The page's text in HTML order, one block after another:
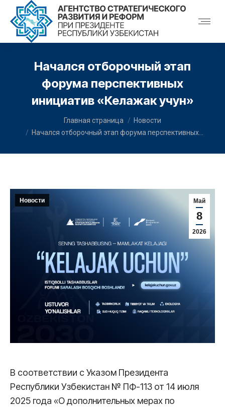
Начался отборочный этап
форума перспективных
инициатив «Келажак учун»
Главная страница
Новости
Начался отборочный этап форума перспективных…
Май
8
2026
Новости
В соответствии с Указом Президента
Республики Узбекистан № ПФ-113 от 14 июля
2025 года «О дополнительных мерах по